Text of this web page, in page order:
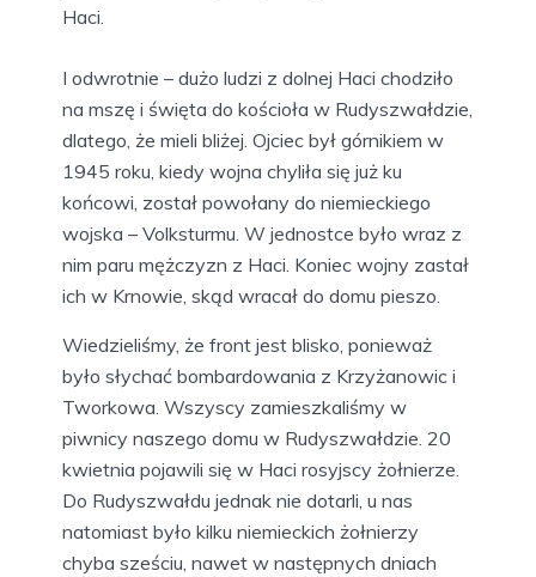
Haci.
I odwrotnie – dużo ludzi z dolnej Haci chodziło
na mszę i święta do kościoła w Rudyszwałdzie,
dlatego, że mieli bliżej. Ojciec był górnikiem w
1945 roku, kiedy wojna chyliła się już ku
końcowi, został powołany do niemieckiego
wojska – Volksturmu. W jednostce było wraz z
nim paru mężczyzn z Haci. Koniec wojny zastał
ich w Krnowie, skąd wracał do domu pieszo.
Wiedzieliśmy, że front jest blisko, ponieważ
było słychać bombardowania z Krzyżanowic i
Tworkowa. Wszyscy zamieszkaliśmy w
piwnicy naszego domu w Rudyszwałdzie. 20
kwietnia pojawili się w Haci rosyjscy żołnierze.
Do Rudyszwałdu jednak nie dotarli, u nas
natomiast było kilku niemieckich żołnierzy
chyba sześciu, nawet w następnych dniach